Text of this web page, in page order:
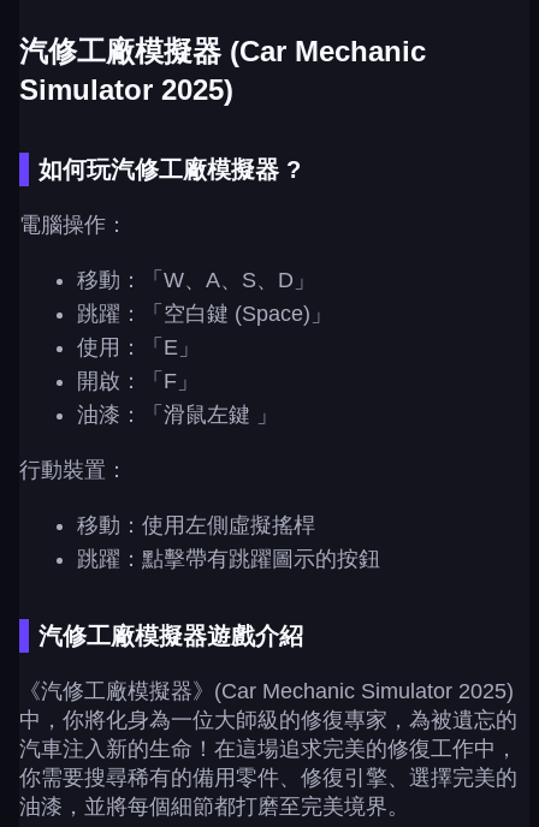
汽修工廠模擬器 (Car Mechanic
Simulator 2025)
如何玩汽修工廠模擬器 ?
電腦操作：
移動：「W、A、S、D」
跳躍：「空白鍵 (Space)」
使用：「E」
開啟：「F」
油漆：「滑鼠左鍵 」
行動裝置：
移動：使用左側虛擬搖桿
跳躍：點擊帶有跳躍圖示的按鈕
汽修工廠模擬器遊戲介紹
《汽修工廠模擬器》(Car Mechanic Simulator 2025)
中，你將化身為一位大師級的修復專家，為被遺忘的
汽車注入新的生命！在這場追求完美的修復工作中，
你需要搜尋稀有的備用零件、修復引擎、選擇完美的
油漆，並將每個細節都打磨至完美境界。